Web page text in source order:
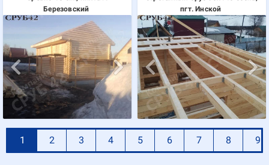
Березовский
пгт. Инской
1 2 3 4 5 6 7 8 9